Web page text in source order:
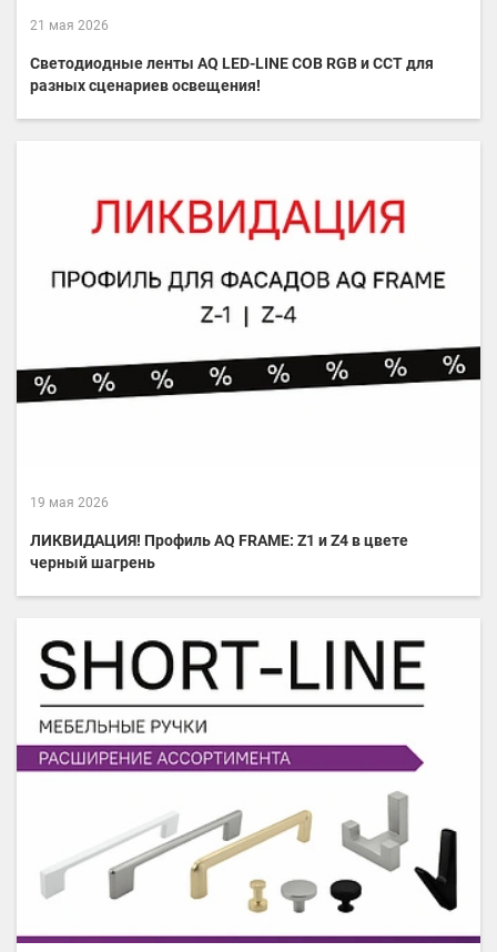
21 мая 2026
Светодиодные ленты AQ LED-LINE COB RGB и CCT для
разных сценариев освещения!
19 мая 2026
ЛИКВИДАЦИЯ! Профиль AQ FRAME: Z1 и Z4 в цвете
черный шагрень